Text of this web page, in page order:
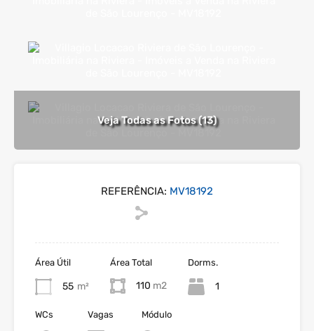
Veja Todas as Fotos (13)
REFERÊNCIA: MV18192
Dorms.
1
WCs Vagas
Área Útil
55 m²
Área Total
110
Módulo